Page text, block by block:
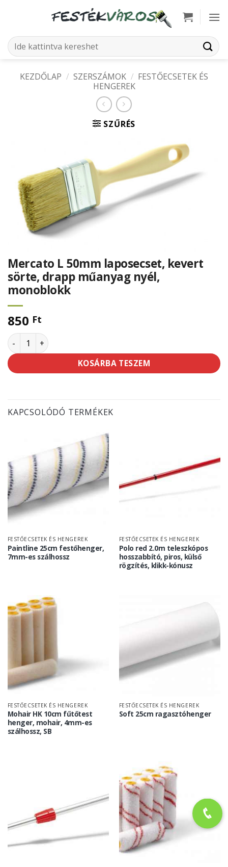
Keresés
a
KEZDŐLAP / SZERSZÁMOK / FESTŐECSETEK ÉS
HENGEREK
SZŰRÉS
Mercato L 50mm laposecset, kevert
sörte, drapp műanyag nyél,
monoblokk
850 Ft
Mercato L 50mm laposecset, kevert sörte, drapp
KOSÁRBA TESZEM
KAPCSOLÓDÓ TERMÉKEK
FESTŐECSETEK ÉS HENGEREK
Paintline 25cm festőhenger,
7mm-es szálhossz
FESTŐECSETEK ÉS HENGEREK
Polo red 2.0m teleszkópos
hosszabbító, piros, külső
rögzítés, klikk-kónusz
FESTŐECSETEK ÉS HENGEREK
Mohair HK 10cm fűtőtest
henger, mohair, 4mm-es
szálhossz, SB
FESTŐECSETEK ÉS HENGEREK
Soft 25cm ragasztóhenger